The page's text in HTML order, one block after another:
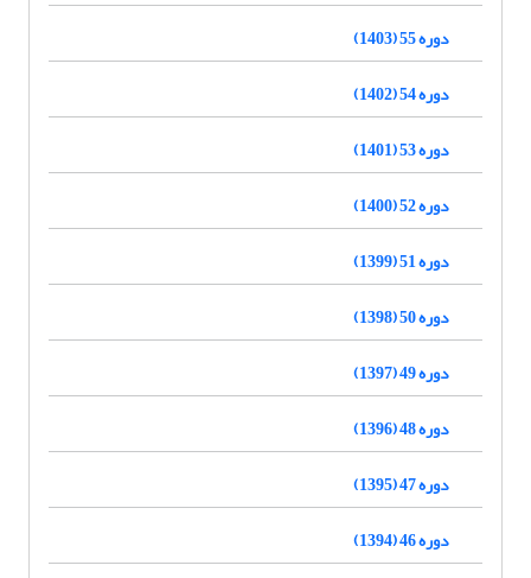
دوره 55 (1403)
دوره 54 (1402)
دوره 53 (1401)
دوره 52 (1400)
دوره 51 (1399)
دوره 50 (1398)
دوره 49 (1397)
دوره 48 (1396)
دوره 47 (1395)
دوره 46 (1394)